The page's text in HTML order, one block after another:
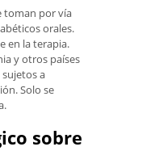
toman por vía
orales.
en la terapia.
y otros países
a
Solo se
sobre